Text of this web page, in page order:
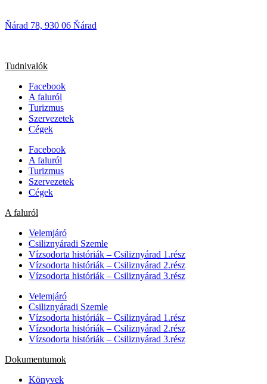
Ňárad 78, 930 06 Ňárad
Tudnivalók
Facebook
A faluról
Turizmus
Szervezetek
Cégek
Facebook
A faluról
Turizmus
Szervezetek
Cégek
A faluról
Velemjáró
Csiliznyáradi Szemle
Vízsodorta históriák – Csiliznyárad 1.rész
Vízsodorta históriák – Csiliznyárad 2.rész
Vízsodorta históriák – Csiliznyárad 3.rész
Velemjáró
Csiliznyáradi Szemle
Vízsodorta históriák – Csiliznyárad 1.rész
Vízsodorta históriák – Csiliznyárad 2.rész
Vízsodorta históriák – Csiliznyárad 3.rész
Dokumentumok
Könyvek